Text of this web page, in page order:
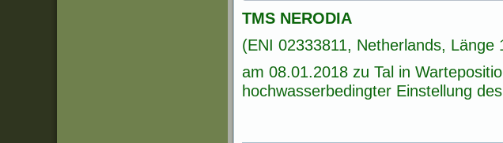
TMS NERODIA
(ENI 02333811, Netherlands, Länge
am 08.01.2018 zu Tal in
hochwasserbedingter Einstellung